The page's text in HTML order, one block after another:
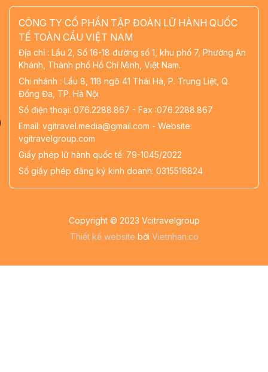
CÔNG TY CỔ PHẦN TẬP ĐOÀN LỮ HÀNH QUỐC
TẾ TOÀN CẦU VIỆT NAM
Địa chỉ : Lầu 2, Số 16-18 đường số 1, khu phố 7, Phường An
Khánh, Thành phố Hồ Chí Minh, Việt Nam.
Chi nhánh : Lầu 8, 11B ngõ 41 Thái Hà, P. Trung Liệt, Q.
Đống Đa, TP. Hà Nội
Số điện thoại: 076.2288.867 - Fax :076.2288.867
Email: vgitravel.media@gmail.com - Website:
vgitravelgroup.com
Giấy phép lữ hành quốc tế: 79-1045/2022
Số giấy phép đăng ký kinh doanh: 0315516824
Copyright © 2023 Vcitravelgroup
Thiết kế website bởi Vietnhan.co